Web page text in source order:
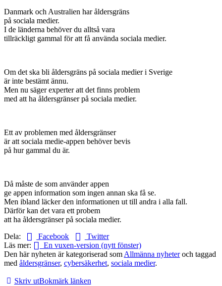
Danmark och Australien har åldersgräns
på sociala medier.
I de länderna behöver du alltså vara
tillräckligt gammal för att få använda sociala medier.
Om det ska bli åldersgräns på sociala medier i Sverige
är inte bestämt ännu.
Men nu säger experter att det finns problem
med att ha åldersgränser på sociala medier.
Ett av problemen med åldersgränser
är att sociala medie-appen behöver bevis
på hur gammal du är.
Då måste de som använder appen
ge appen information som ingen annan ska få se.
Men ibland läcker den informationen ut till andra i alla fall.
Därför kan det vara ett probem
att ha åldersgränser på sociala medier.
Dela:
Facebook
Twitter
Läs mer:
En vuxen-version (nytt fönster)
Den här nyheten är kategoriserad som Allmänna nyheteroch taggad
med åldersgränser, cybersäkerhet, sociala medier.
Skriv utBokmärk länken